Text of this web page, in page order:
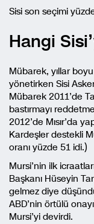
Sisi son seçimi
Hangi
Mübarek, yıllar
yönetirken Sisi
Mübarek 2011’de
bastırmayı
2012’de Mısır’da
Kardeşler destekli
oranı yüzde 51 idi.)
Mursi’nin ilk
Başkanı Hüseyin
gelmez diye
ABD’nin örtülü
Mursi’yi devirdi.